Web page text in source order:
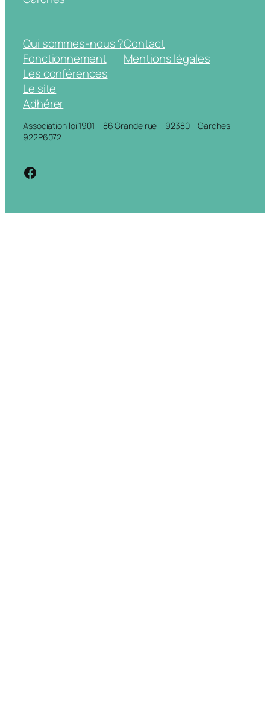
Qui sommes-nous ?
Fonctionnement
Les conférences
Le site
Adhérer
Contact
Mentions légales
Association loi 1901 – 86 Grande rue – 92380 – Garches –
922P6072
https://www.facebook.com/